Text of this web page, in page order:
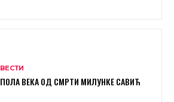
ВЕСТИ
ПОЛА ВЕКА ОД СМРТИ МИЛУНКЕ САВИЋ